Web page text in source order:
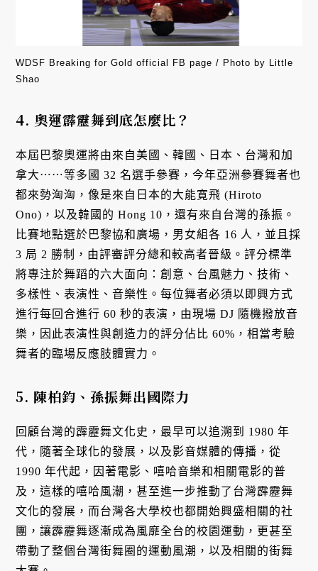
WDSF Breaking for Gold official FB page / Photo by Little
Shao
4. 奧運霹靂舞到底怎麼比？
本屆巴黎奧運將由來自美國、韓國、日本、台灣和加
拿大⋯⋯等多國 32 名選手參賽，今年亞洲參賽舞者也
都來勢洶洶，像是來自日本的大能寛飛 (Hiroto
Ono)，以及韓國的 Hong 10，還有來自台灣的孫振。
比賽地點選於巴黎協和廣場，男女組各 16 人，並且採
3 局 2 勝制，由評審評分總和較高者晉級。評分標準
將專注於舞蹈的六大面向：創意、台風魅力、技術、
多樣性、表演性、音樂性。每位舞者必須以即興方式
進行每回合進行 60 秒的表演，由現場 DJ 隨機撥放音
樂，因此表演性與創造力的評分佔比 60%，相當考驗
舞者的臨場反應肢體實力。
5. 陳柏鈞、孫振舞出國際力
回顧台灣的霹靂舞文化史，最早可以追溯到 1980 年
代，隨著全球化的發展，以及影音媒體的傳播，從
1990 年代起，因著電影、嘻哈音樂和相關電影的普
及，這樣的嘻哈風潮，甚至進一步推動了台灣霹靂舞
文化的發展，而台灣各大學校也都開始興盛相關的社
團，讓霹靂舞逐漸成為風靡全台的校園運動，更甚至
帶動了整個台灣街舞圈的運動風潮，以及相關的街舞